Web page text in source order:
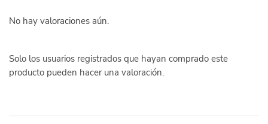
No hay valoraciones aún.
Solo los usuarios registrados que hayan comprado este
producto pueden hacer una valoración.